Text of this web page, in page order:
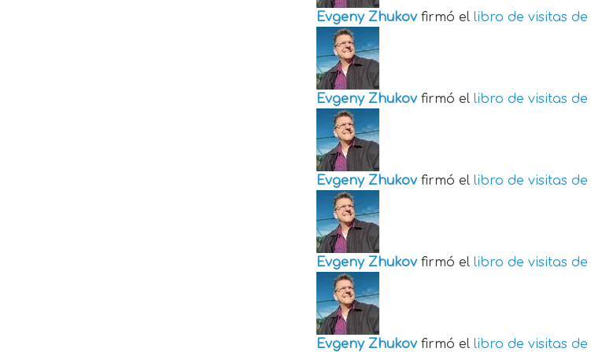
Evgeny Zhukov firmó el libro de visitas de
Evgeny Zhukov firmó el libro de visitas de
Evgeny Zhukov firmó el libro de visitas de
Evgeny Zhukov firmó el libro de visitas de
Evgeny Zhukov firmó el libro de visitas de